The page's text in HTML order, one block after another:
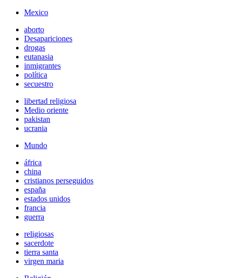
Mexico
aborto
Desapariciones
drogas
eutanasia
inmigrantes
política
secuestro
libertad religiosa
Medio oriente
pakistan
ucrania
Mundo
áfrica
china
cristianos perseguidos
españa
estados unidos
francia
guerra
religiosas
sacerdote
tierra santa
virgen maria